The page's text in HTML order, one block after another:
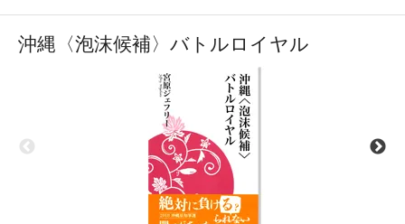
沖縄〈泡沫候補〉バトルロイヤル